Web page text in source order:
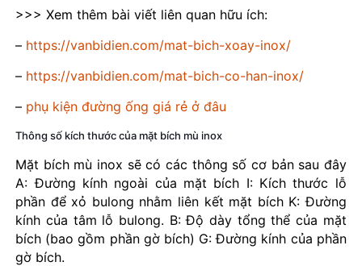
>>> Xem thêm bài viết liên quan hữu ích:
– https://vanbidien.com/mat-bich-xoay-inox/
– https://vanbidien.com/mat-bich-co-han-inox/
– phụ kiện đường ống giá rẻ ở đâu
Thông số kích thước của mặt bích mù inox
Mặt bích mù inox sẽ có các thông số cơ bản sau đây
A: Đường kính ngoài của mặt bích I: Kích thước lỗ
phần để xỏ bulong nhằm liên kết mặt bích K: Đường
kính của tâm lỗ bulong. B: Độ dày tổng thể của mặt
bích (bao gồm phần gờ bích) G: Đường kính của phần
gờ bích.